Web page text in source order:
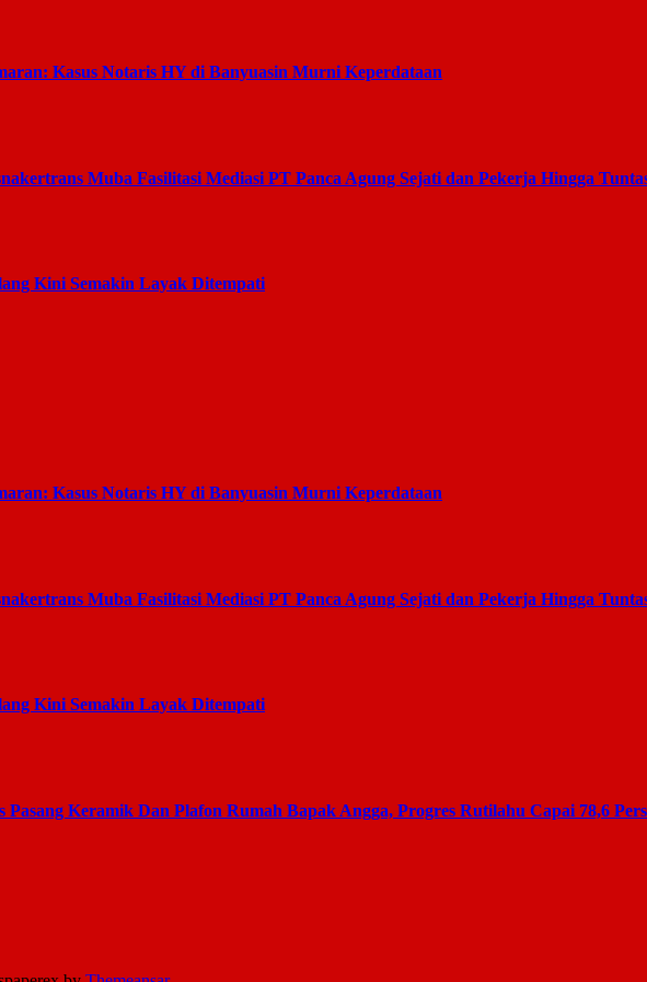
Kasus Notaris HY di Banyuasin Murni Keperdataan
Muba Fasilitasi Mediasi PT Panca Agung Sejati dan Pekerja Hingga
Kini Semakin Layak Ditempati
Kasus Notaris HY di Banyuasin Murni Keperdataan
Muba Fasilitasi Mediasi PT Panca Agung Sejati dan Pekerja Hingga
Kini Semakin Layak Ditempati
Keramik Dan Plafon Rumah Bapak Angga, Progres Rutilahu Capai 78,6